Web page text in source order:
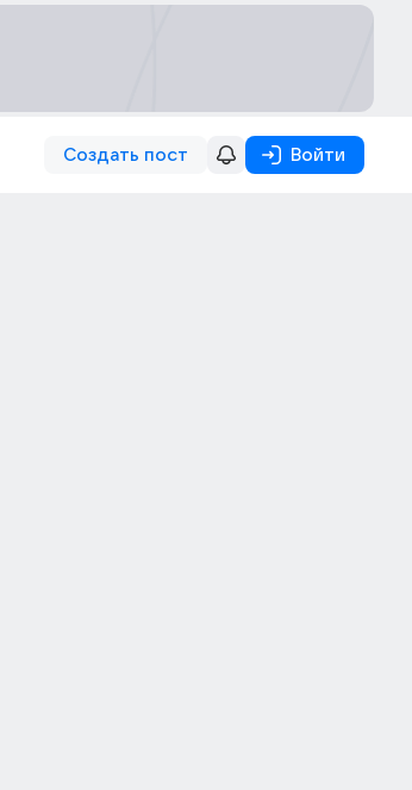
Создать пост Войти